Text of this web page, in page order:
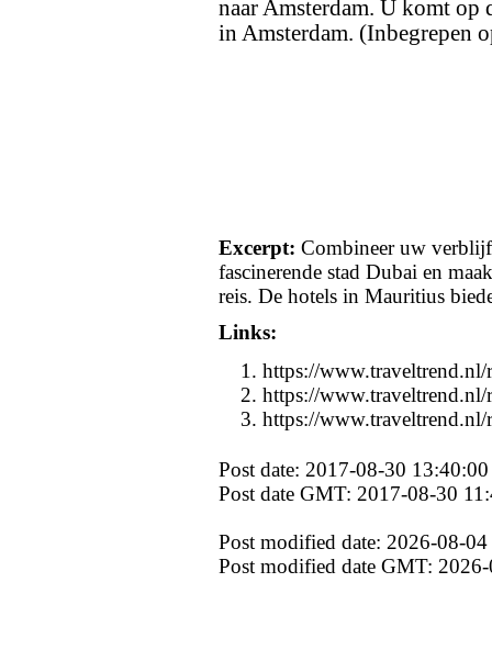
naar Amsterdam. U komt op
in Amsterdam. (Inbegrepen
Excerpt: Combineer uw
fascinerende stad Dubai en
reis. De hotels in Mauritius
Links:
https://www.traveltrend.nl/
https://www.traveltrend.nl/
https://www.traveltrend.nl/
Post date: 2017-08-30 13:40:00
Post date GMT: 2017-08-30
Post modified date: 2026-08-
Post modified date GMT: